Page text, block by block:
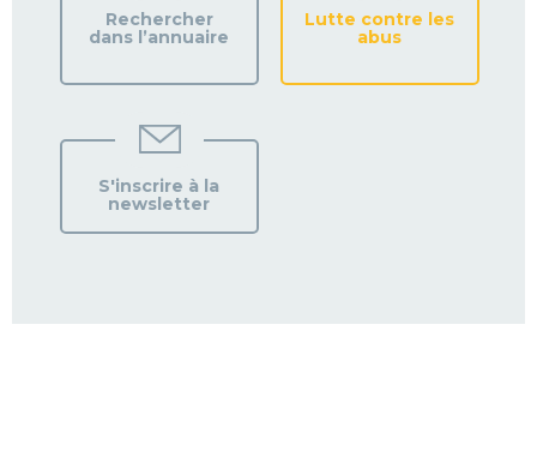
Rechercher
dans l’annuaire
Lutte contre les
abus
S'inscrire à la
newsletter